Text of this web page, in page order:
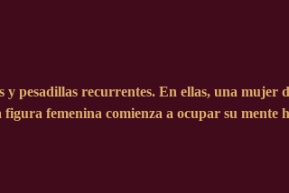
pesadillas recurrentes. En ellas, una mujer
femenina comienza a ocupar su mente